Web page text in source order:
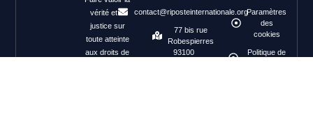
vérité et la
justice sur
toute atteinte
aux droits de
contact@riposteinternationale.org
77 bis rue
Robespierres
93100
Paramètres
des
cookies
Politique de